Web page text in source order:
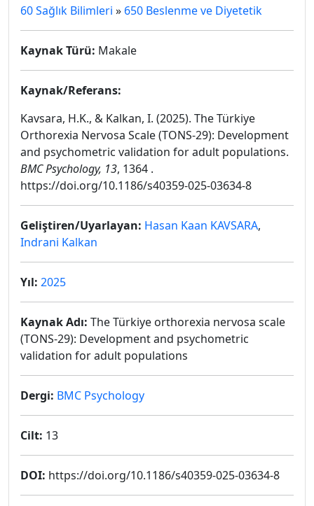
60 Sağlık Bilimleri » 650 Beslenme ve Diyetetik
Kaynak Türü: Makale
Kaynak/Referans:
Kavsara, H.K., & Kalkan, I. (2025). The Türkiye
Orthorexia Nervosa Scale (TONS-29): Development
and psychometric validation for adult populations.
BMC Psychology, 13, 1364 .
https://doi.org/10.1186/s40359-025-03634-8
Geliştiren/Uyarlayan: Hasan Kaan KAVSARA,
Indrani Kalkan
Yıl: 2025
Kaynak Adı: The Türkiye orthorexia nervosa scale
(TONS-29): Development and psychometric
validation for adult populations
Dergi: BMC Psychology
Cilt: 13
DOI: https://doi.org/10.1186/s40359-025-03634-8